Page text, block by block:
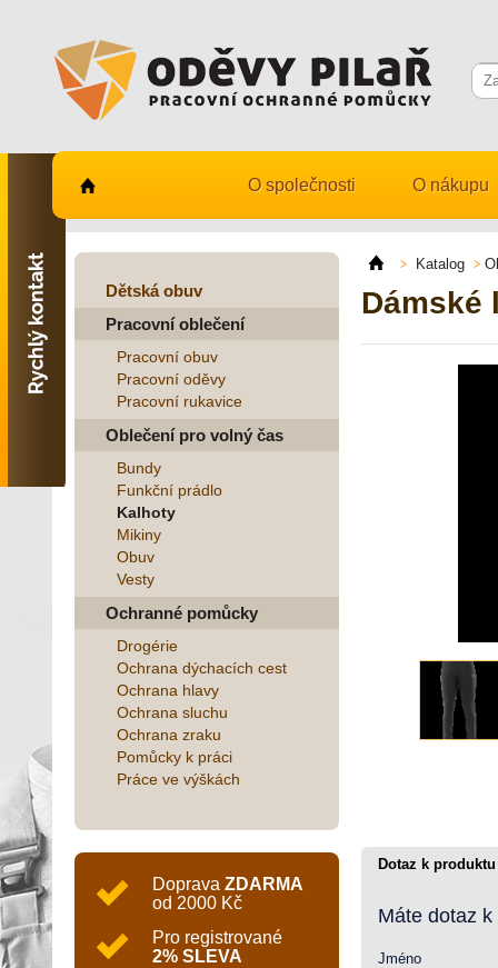
O společnosti O nákupu
Dětská obuv
Pracovní oblečení
Pracovní obuv
Pracovní oděvy
Pracovní rukavice
Oblečení pro volný čas
Bundy
Funkční prádlo
Kalhoty
Mikiny
Obuv
Vesty
Ochranné pomůcky
Drogérie
Ochrana dýchacích cest
Ochrana hlavy
Ochrana sluchu
Ochrana zraku
Pomůcky k práci
Práce ve výškách
Doprava ZDARMA
od 2000 Kč
Pro registrované
2% SLEVA
Katalog
Dámské
Dotaz k produktu
Máte dotaz
Jméno
Kontaktujte nás
731 482 530
info@odevy-pilar.cz
Provozovna:
Hradec Králové
Provozovna:
Hradec Králové